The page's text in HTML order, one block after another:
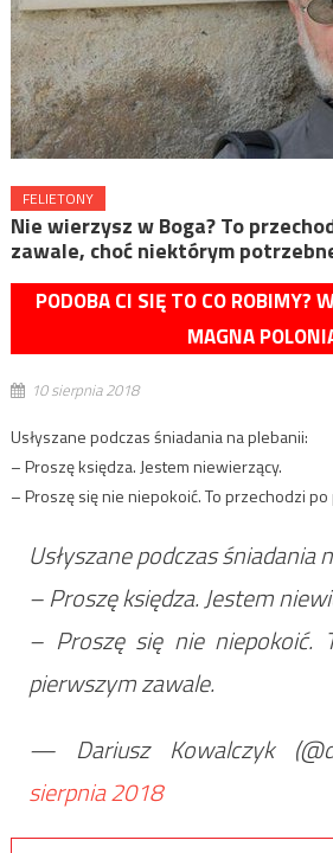
FELIETONY
Nie wierzysz w Boga? To
zawale, choć niektórym
PODOBA CI SIĘ TO CO ROBIMY?
MAGNA
10 sierpnia 2018
Usłyszane podczas śniadania na plebanii:
– Proszę księdza. Jestem niewierzący.
– Proszę się nie niepokoić. To przechodzi
Usłyszane podczas śniadania
– Proszę księdza. Jestem
– Proszę się nie niepokoić.
pierwszym zawale.
— Dariusz Kowalczyk
sierpnia 2018